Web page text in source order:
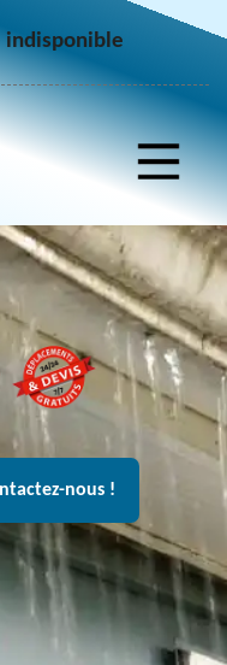
indisponible
nous !